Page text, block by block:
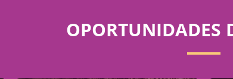
OPORTUNIDADES